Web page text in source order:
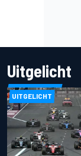
Uitgelicht
UITGELICHT